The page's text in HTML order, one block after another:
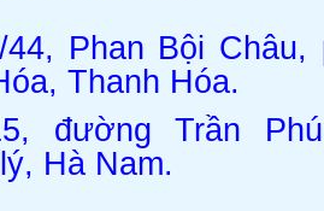
44, Phan Bội
Thanh Hóa.
đường Trần
Hà Nam.